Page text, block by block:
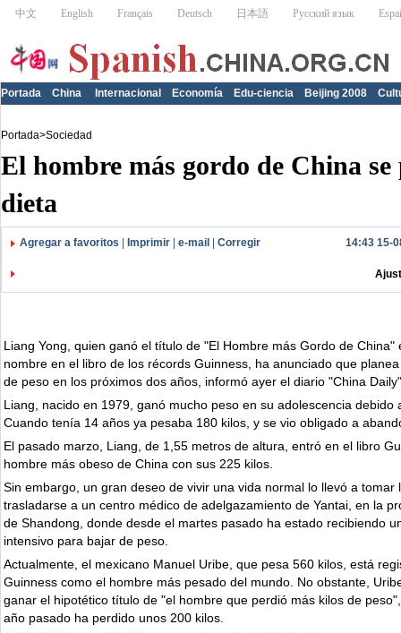
Portada China Internacional Economía Edu-ciencia Beijing 2008
Portada>Sociedad
El hombre más gordo de China se
dieta
Agregar a favoritos Imprimir e-mail Corregir 14:43 15-
Liang Yong, quien ganó el título de "El Hombre más Gordo de China"
nombre en el libro de los récords Guinness, ha anunciado que
de peso en los próximos dos años, informó ayer el diario "China
Liang, nacido en 1979, ganó mucho peso en su adolescencia debido
Cuando tenía 14 años ya pesaba 180 kilos, y se vio obligado a
El pasado marzo, Liang, de 1,55 metros de altura, entró en el libro
hombre más obeso de China con sus 225 kilos.
Sin embargo, un gran deseo de vivir una vida normal lo llevó a tomar
trasladarse a un centro médico de adelgazamiento de Yantai, en la
de Shandong, donde desde el martes pasado ha estado recibiendo
intensivo para bajar de peso.
Actualmente, el mexicano Manuel Uribe, que pesa 560 kilos, está
Guinness como el hombre más pesado del mundo. No obstante,
ganar el hipotético título de "el hombre que perdió más kilos de
año pasado ha perdido unos 200 kilos.